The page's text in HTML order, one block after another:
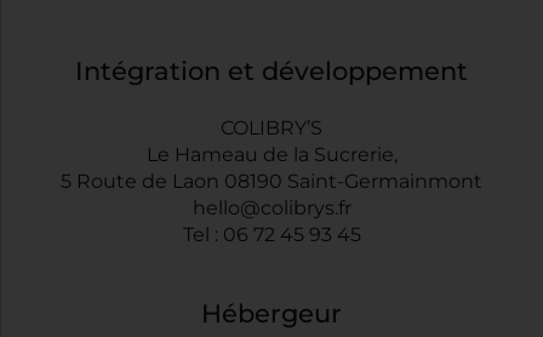
Intégration et développement
COLIBRY’S
Le Hameau de la Sucrerie,
5 Route de Laon 08190 Saint-Germainmont
hello@colibrys.fr
Tel : 06 72 45 93 45
Hébergeur